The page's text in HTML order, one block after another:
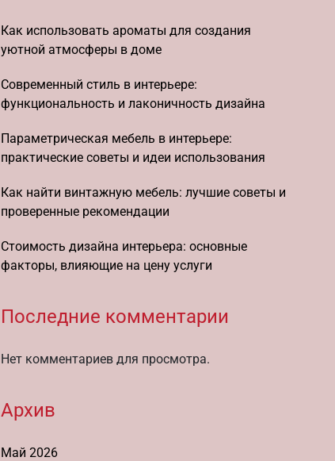
Как использовать ароматы для создания
уютной атмосферы в доме
Современный стиль в интерьере:
функциональность и лаконичность дизайна
Параметрическая мебель в интерьере:
практические советы и идеи использования
Как найти винтажную мебель: лучшие советы и
проверенные рекомендации
Стоимость дизайна интерьера: основные
факторы, влияющие на цену услуги
Последние комментарии
Нет комментариев для просмотра.
Архив
Май 2026